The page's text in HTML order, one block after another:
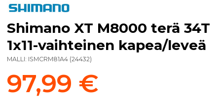
Shimano XT M8000 terä 34T
1x11-vaihteinen kapea/leveä
MALLI: ISMCRM81A4 (24432)
97,99 €